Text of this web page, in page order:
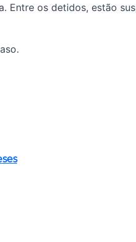
Entre os detidos, estão